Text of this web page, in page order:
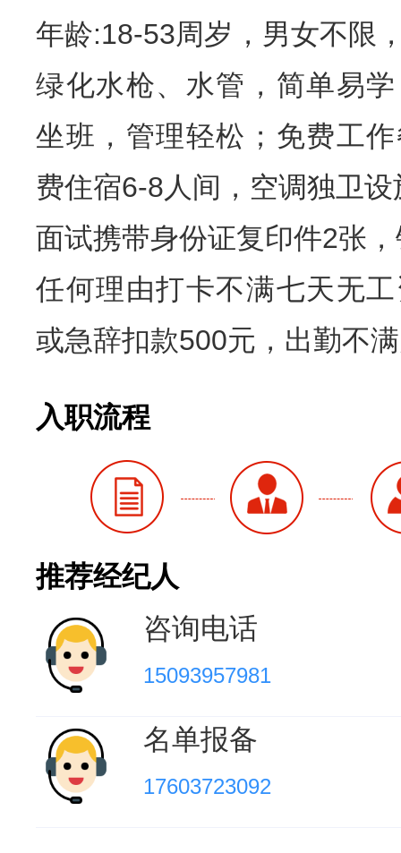
年龄:18-53周岁，男女不限
绿化水枪、水管，简单易
坐班，管理轻松；免费工
费住宿6-8人间，空调独卫
面试携带身份证复印件2张
任何理由打卡不满七天无
或急辞扣款500元，出勤不
入职流程
推荐经纪人
咨询电话
15093957981
名单报备
17603723092